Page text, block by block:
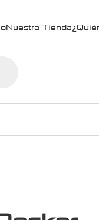
Nuestra Tienda